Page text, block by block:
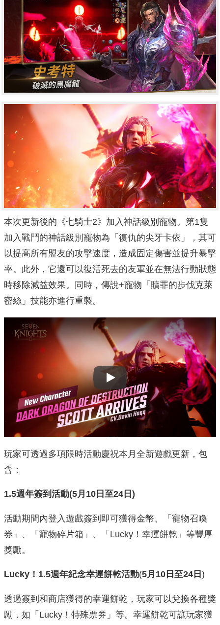
本次更新後的《七騎士2》加入神話級別寵物。第1隻
加入戰鬥的神話級別寵物為「復仇的尖牙卡依」， 其可
以提高所有盟友的攻擊速度，造成固定傷害並提升暴擊
率。 此外，它還可以復活死去的友軍並在無法行動狀態
時移除減益效果。
同時，傳說+寵物「贖罪的步伐克萊
密絲」技能亦進行重製。
Play
玩家可透過多項限時活動慶祝本月全新遊戲更新，包
含：
1.5週年簽到活動(5月 10 日至24 日 )
活動期間內登入遊戲簽到即可獲得金幣、「寵物召喚
券」、「 寵物碎片箱」、「Lucky！幸運餅乾」等豐厚
獎勵。
Lucky ！ 1.5週年紀念幸運餅乾活動(5月 10 日至24 日 )
透過簽到和商店獲得的幸運餅乾，玩家可以兌換各種獎
勵，如「Lucky！特殊票券」等。幸運餅乾可讓玩家獲